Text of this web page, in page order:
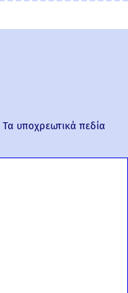
Τα υποχρεωτικά πεδία